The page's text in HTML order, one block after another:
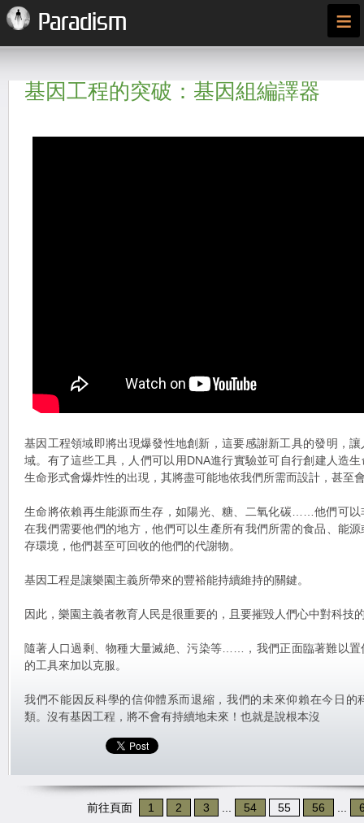
Paradism ≡
基因工程的突破：基因組編譯器
基因工程領域即將出現爆發性地創新，這要感謝新工具的發明，
域。有了這些工具，人們可以用DNA進行實驗並可自行創建人造
生命形式會爆炸性的出現，其將盡可能地依我們所需而設計，甚至
生命將依賴再生能源而生存，如陽光、糖、二氧化碳……他們可以
在我們需要他們的地方，他們可以生產所有我們所需的食品、能
存環境，他們甚至可回收的他們的代謝物。
基因工程是讓樂園主義所帶來的豐裕能持續維持的關鍵。
因此，樂園主義者教育人民是很重要的，且要摧毀人們心中對科技
隨著人口過剩、物種大量滅絶、污染等……，我們正面臨著難以置
的工具來加以克服。
我們不能因反科學的信仰體系而退縮，我們的未來仰賴在今日的
類。沒有基因工程，將不會有持續地未來！也就是說根本沒
前往頁面 1 2 3 54 55 56